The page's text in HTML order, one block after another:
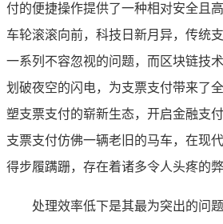
付的便捷操作提供了一种相对安全且
车轮滚滚向前，科技日新月异，传统
一系列不容忽视的问题，而区块链技
划破夜空的闪电，为支票支付带来了
塑支票支付的崭新生态，开启金融支
支票支付仿佛一辆老旧的马车，在现
得步履蹒跚，存在着诸多令人头疼的弊
处理效率低下是其最为突出的问